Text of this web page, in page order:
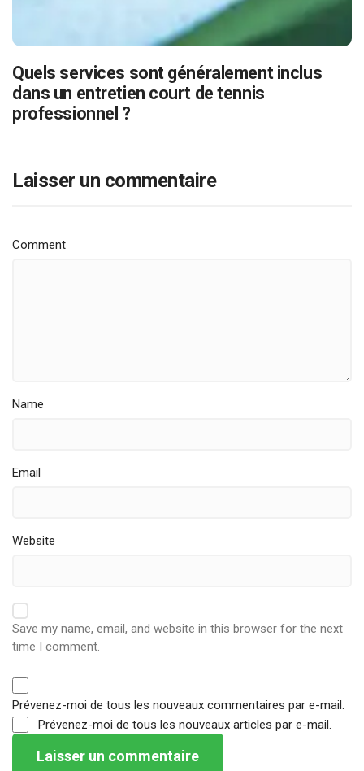
Quels services sont généralement inclus
dans un entretien court de tennis
professionnel ?
Laisser un commentaire
Comment
Name
Email
Website
Save my name, email, and website in this browser for the next
time I comment.
Prévenez-moi de tous les nouveaux commentaires par e-mail.
Prévenez-moi de tous les nouveaux articles par e-mail.